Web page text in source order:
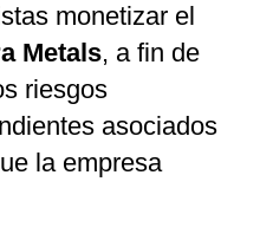
monetizar el
Metals, a fin de
riesgos
asociados
la empresa